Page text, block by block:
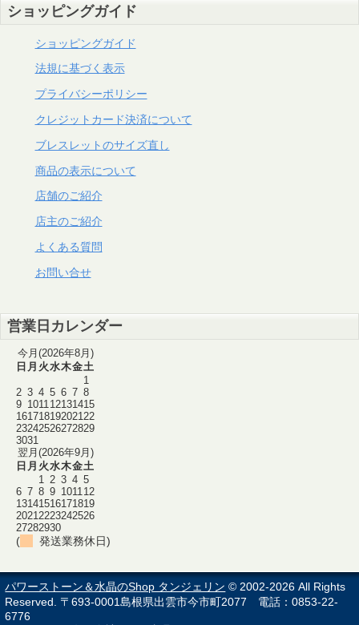
ショッピングガイド
ショッピングガイド
法規に基づく表示
プライバシーポリシー
クレジットカード決済について
ブレスレットのサイズ直し
商品の表示について
店舗のご紹介
店主のご紹介
よくある質問
お問い合せ
営業日カレンダー
今月(2026年8月)
日 月 火水木金土
1
2 3 4 5 6 7 8
9 1011 12131415
161718192021 22
23242526272829
3031
翌月(2026年9月)
日 月 火水木金土
1
2 3 4 5
6 7 8 9 1011 12
13141516171819
2021 2223242526
27282930
( 発送業務休日)
パワーストーン＆水晶のShop タンジェリン © 2002-2026 All Rights
Reserved. 〒693-0001島根県出雲市今市町2077 電話：0853-22-
6776